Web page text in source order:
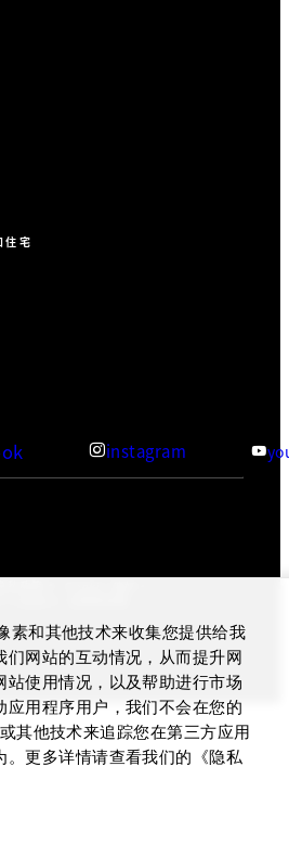
住宅
instagram
1素和其他技术来收集您提供给我
们网站的互动情况，从而提升网
站使用情况，以及帮助进行市场
应用程序用户，我们不会在您的
其他技术来追踪您在第三方应用
。更多详情请查看我们的《隐私